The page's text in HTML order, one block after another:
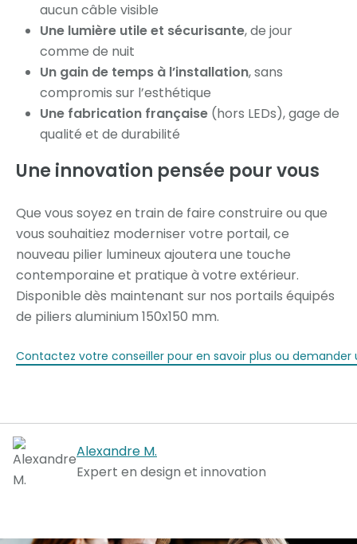
aucun câble visible
Une lumière utile et sécurisante, de jour
comme de nuit
Un gain de temps à l’installation, sans
compromis sur l’esthétique
Une fabrication française (hors LEDs), gage de
qualité et de durabilité
Une innovation pensée pour vous
Que vous soyez en train de faire construire ou que
vous souhaitiez moderniser votre portail, ce
nouveau pilier lumineux ajoutera une touche
contemporaine et pratique à votre extérieur.
Disponible dès maintenant sur nos portails équipés
de piliers aluminium 150x150 mm.
Contactez votre conseiller pour en savoir plus ou demander
Alexandre M.
Expert en design et innovation